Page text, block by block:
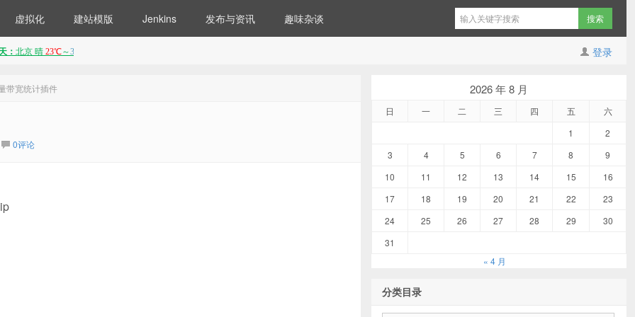
虚拟化 建站模版 Jenkins 发布与资讯 趣味杂谈
登录
带宽统计插件
0评论
2026 年 8 月
日 一 二 三 四 五
六
1
2
3
4 5 6 7 8
9
10
11 12 13 14 15
16
17
18 19 20 21 22
23
24
25 26 27 28 29
30
31
« 4 月
分类目录